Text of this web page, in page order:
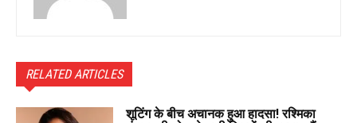
RELATED ARTICLES
शूटिंग के बीच अचानक हुआ हादसा! रश्मिका